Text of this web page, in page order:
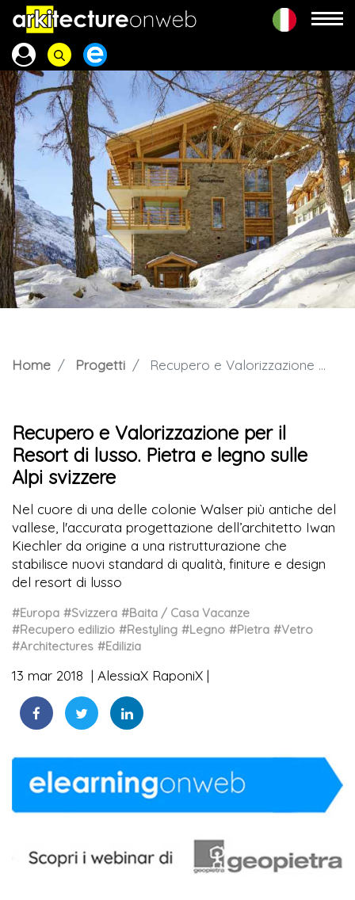
Home Progetti Recupero e Valorizzazione per il Resort di lusso. Pietra e legno sulle Alpi svizzere
Recupero e Valorizzazione per il
Resort di lusso. Pietra e legno sulle
Alpi svizzere
Nel cuore di una delle colonie Walser più antiche del
vallese, l'accurata progettazione dell’architetto Iwan
Kiechler da origine a una ristrutturazione che
stabilisce nuovi standard di qualità, finiture e design
del resort di lusso
#Europa #Svizzera #Baita / Casa Vacanze
#Recupero edilizio #Restyling #Legno #Pietra #Vetro
#Architectures #Edilizia
13 mar 2018 AlessiaX RaponiX